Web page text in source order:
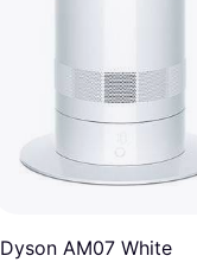
Dyson AM07 White